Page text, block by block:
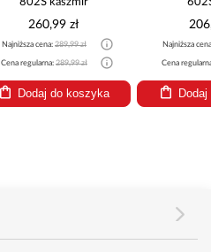
260,99 zł
Najniższa cena: 289,99 zł
Cena regularna: 289,99 zł
Dodaj do koszyka
Najniższa
Cena